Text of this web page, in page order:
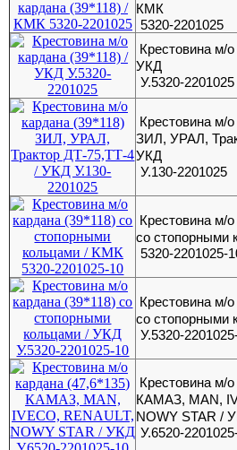
КМК
5320-2201025
Крестовина м/
УКД
У.5320-2201025
Крестовина м/
ЗИЛ, УРАЛ,
УКД
У.130-2201025
Крестовина м/
со стопорными
5320-2201025-
Крестовина м/
со стопорными
У.5320-
Крестовина м/
КАМАЗ, MAN,
NOWY STAR /
У.6520-